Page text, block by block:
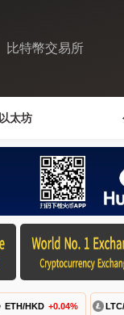
比特幣交易所
以太坊
ETH/HKD +0.04%